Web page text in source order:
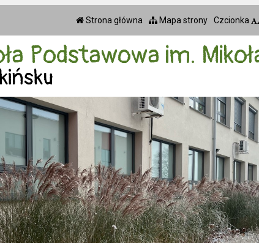
Strona główna Mapa strony Czcionka
Podstawowa im.